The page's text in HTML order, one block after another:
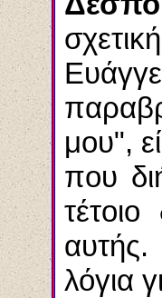
μου",
που
λόγια